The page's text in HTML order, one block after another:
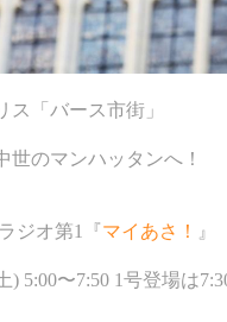
ス「バース市街」
世のマンハッタンへ！
ジオ第1『マイあさ！ 』
) 5:00〜7:50 1号登場は